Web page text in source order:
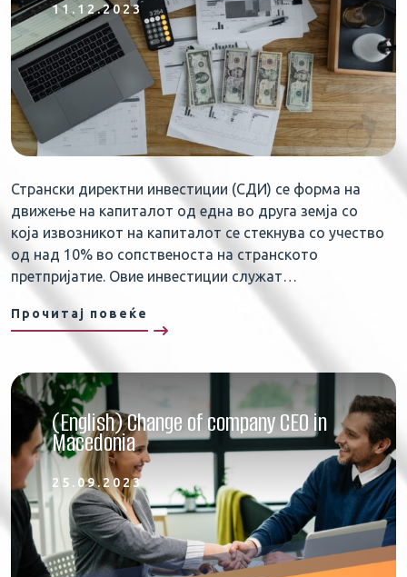
11.12.2023
Странски директни инвeстиции (СДИ) се форма на
движење на капиталот од една во друга земја со
која извозникот на капиталот се стекнува со учество
од над 10% во сопственоста на странското
претпријатие. Овие инвестиции служат…
Прочитај повеќе
(English) Change of company CEO in
Macedonia
25.09.2023